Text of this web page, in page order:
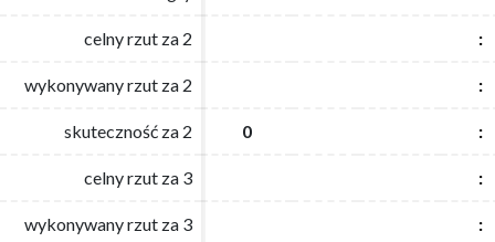
celny rzut za 2 :
wykonywany rzut za 2 :
skuteczność za 2 0 :
celny rzut za 3 :
wykonywany rzut za 3 :
celny rzut za 2 :
wykonywany rzut za 2 :
skuteczność za 2 0 :
celny rzut za 3 :
wykonywany rzut za 3 :